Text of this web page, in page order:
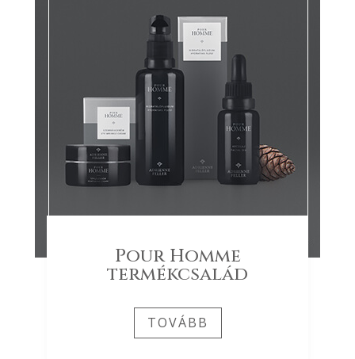
Pour Homme
termékcsalád
TOVÁBB